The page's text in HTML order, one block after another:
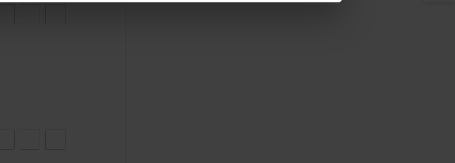
de confidentialité